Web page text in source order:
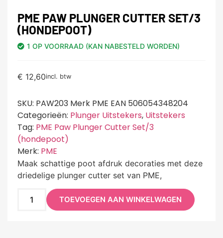
PME PAW PLUNGER CUTTER SET/3
(HONDEPOOT)
1 OP VOORRAAD (KAN NABESTELD WORDEN)
€ 12,60incl. btw
SKU: PAW203 Merk PME EAN 506054348204
Categorieën: Plunger Uitstekers, Uitstekers
Tag: PME Paw Plunger Cutter Set/3
(hondepoot)
Merk: PME
Maak schattige poot afdruk decoraties met deze
driedelige plunger cutter set van PME,
TOEVOEGEN AAN WINKELWAGEN